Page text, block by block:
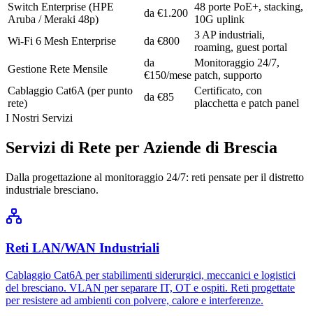
Switch Enterprise (HPE
Aruba / Meraki 48p)
da €1.200
48 porte PoE+, stacking,
10G uplink
Wi-Fi 6 Mesh Enterprise
da €800
3 AP industriali,
roaming, guest portal
Gestione Rete Mensile
da
€150/mese
Monitoraggio 24/7,
patch, supporto
Cablaggio Cat6A (per punto
rete)
da €85
Certificato, con
placchetta e patch panel
I Nostri Servizi
Servizi di Rete per Aziende di Brescia
Dalla progettazione al monitoraggio 24/7: reti pensate per il distretto
industriale bresciano.
Reti LAN/WAN Industriali
Cablaggio Cat6A per stabilimenti siderurgici, meccanici e logistici
del bresciano. VLAN per separare IT, OT e ospiti. Reti progettate
per resistere ad ambienti con polvere, calore e interferenze.